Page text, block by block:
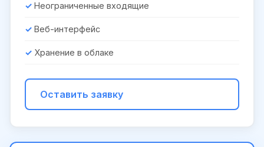
Неограниченные входящие
Веб-интерфейс
Хранение в облаке
Оставить заявку